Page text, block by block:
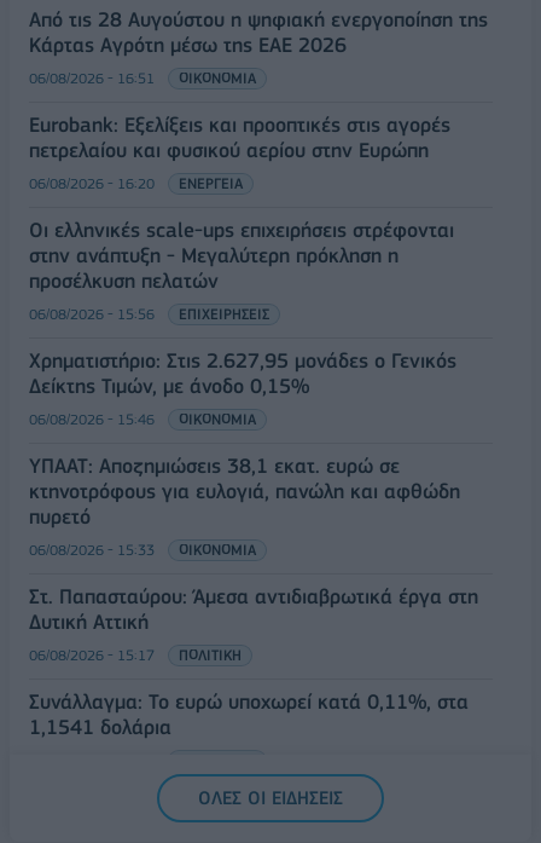
Από τις 28 Αυγούστου η ψηφιακή ενεργοποίηση της
Κάρτας Αγρότη μέσω της ΕΑΕ 2026
06/08/2026 - 16:51 ΟΙΚΟΝΟΜΙΑ
Eurobank: Εξελίξεις και προοπτικές στις αγορές
πετρελαίου και φυσικού αερίου στην Ευρώπη
06/08/2026 - 16:20 ΕΝΕΡΓΕΙΑ
Οι ελληνικές scale-ups επιχειρήσεις στρέφονται
στην ανάπτυξη - Μεγαλύτερη πρόκληση η
προσέλκυση πελατών
06/08/2026 - 15:56 ΕΠΙΧΕΙΡΗΣΕΙΣ
Χρηματιστήριο: Στις 2.627,95 μονάδες ο Γενικός
Δείκτης Τιμών, με άνοδο 0,15%
06/08/2026 - 15:46 ΟΙΚΟΝΟΜΙΑ
ΥΠΑΑΤ: Αποζημιώσεις 38,1 εκατ. ευρώ σε
κτηνοτρόφους για ευλογιά, πανώλη και αφθώδη
πυρετό
06/08/2026 - 15:33 ΟΙΚΟΝΟΜΙΑ
Στ. Παπασταύρου: Άμεσα αντιδιαβρωτικά έργα στη
Δυτική Αττική
06/08/2026 - 15:17 ΠΟΛΙΤΙΚΗ
Συνάλλαγμα: Το ευρώ υποχωρεί κατά 0,11%, στα
1,1541 δολάρια
ΟΛΕΣ ΟΙ ΕΙΔΗΣΕΙΣ